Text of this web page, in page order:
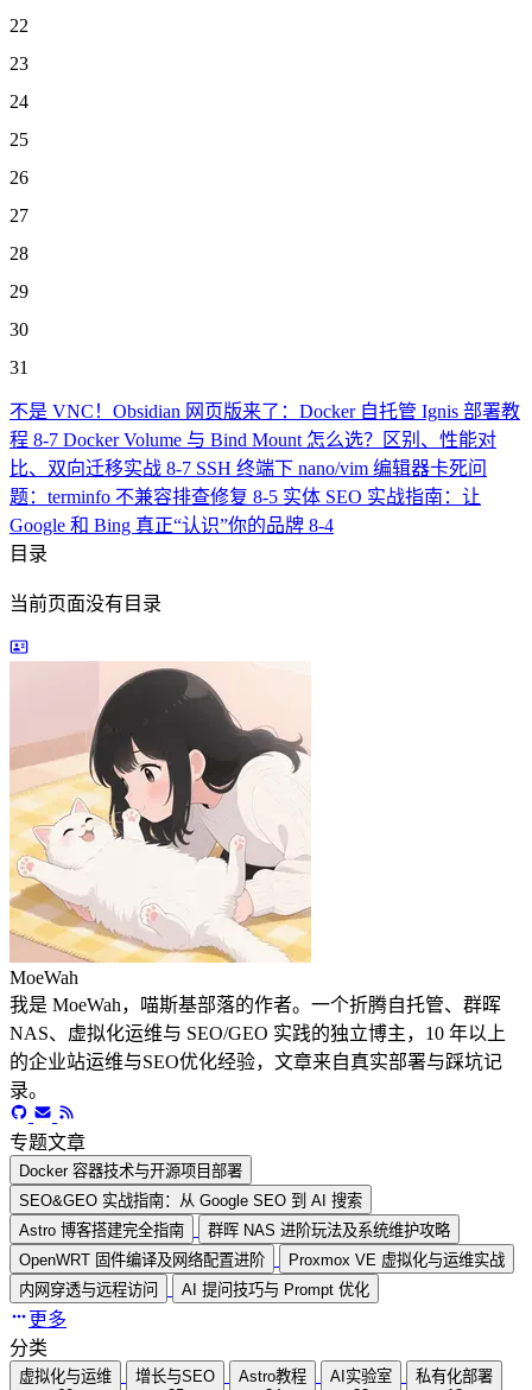
22
23
24
25
26
27
28
29
30
31
不是 VNC！Obsidian 网页版来了：Docker 自托管 Ignis 部署教
程 8-7 Docker Volume 与 Bind Mount 怎么选？区别、性能对
比、双向迁移实战 8-7 SSH 终端下 nano/vim 编辑器卡死问
题：terminfo 不兼容排查修复 8-5 实体 SEO 实战指南：让
Google 和 Bing 真正“认识”你的品牌 8-4
目录
当前页面没有目录
MoeWah
我是 MoeWah，喵斯基部落的作者。一个折腾自托管、群晖
NAS、虚拟化运维与 SEO/GEO 实践的独立博主，10 年以上
的企业站运维与SEO优化经验，文章来自真实部署与踩坑记
录。
专题文章
Docker 容器技术与开源项目部署
SEO&GEO 实战指南：从 Google SEO 到 AI 搜索
Astro 博客搭建完全指南
群晖 NAS 进阶玩法及系统维护攻略
OpenWRT 固件编译及网络配置进阶
Proxmox VE 虚拟化与运维实战
内网穿透与远程访问
AI 提问技巧与 Prompt 优化
更多
分类
虚拟化与运维
增长与SEO
Astro教程
AI实验室
私有化部署